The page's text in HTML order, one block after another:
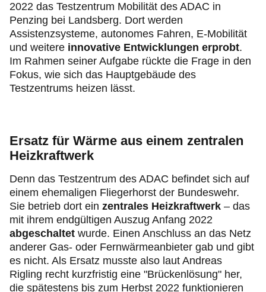
2022 das Testzentrum Mobilität des ADAC in
Penzing bei Landsberg. Dort werden
Assistenzsysteme, autonomes Fahren, E-Mobilität
und weitere innovative Entwicklungen erprobt.
Im Rahmen seiner Aufgabe rückte die Frage in den
Fokus, wie sich das Hauptgebäude des
Testzentrums heizen lässt.
Ersatz für Wärme aus einem zentralen
Heizkraftwerk
Denn das Testzentrum des ADAC befindet sich auf
einem ehemaligen Fliegerhorst der Bundeswehr.
Sie betrieb dort ein zentrales Heizkraftwerk – das
mit ihrem endgültigen Auszug Anfang 2022
abgeschaltet wurde. Einen Anschluss an das Netz
anderer Gas- oder Fernwärmeanbieter gab und gibt
es nicht. Als Ersatz musste also laut Andreas
Rigling recht kurzfristig eine "Brückenlösung" her,
die spätestens bis zum Herbst 2022 funktionieren